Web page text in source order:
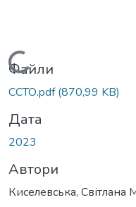
Вантажиться...
Файли
ССТО.pdf(870,99 KB)
Дата
2023
Автори
Киселевська, Світлана